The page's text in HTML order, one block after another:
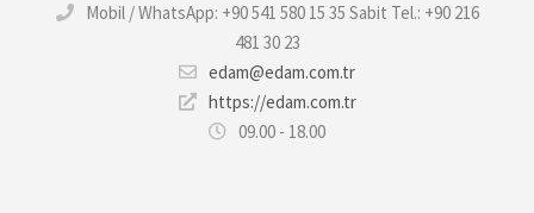
Mobil / WhatsApp: +90 541 580 15 35 Sabit Tel.: +90 216
481 30 23
edam@edam.com.tr
https://edam.com.tr
09.00 - 18.00